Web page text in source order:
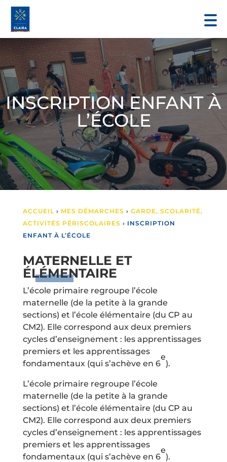
INSCRIPTION ENFANT À
L’ÉCOLE
ACCUEIL › MES DÉMARCHES › GARDE, SCOLARITÉ,
ACTIVITÉS PÉRISCOLAIRES › INSCRIPTION
ENFANT À L’ÉCOLE
MATERNELLE ET
ÉLÉMENTAIRE
L’école primaire regroupe l’école
maternelle (de la petite à la grande
sections) et l’école élémentaire (du CP au
CM2). Elle correspond aux deux premiers
cycles d’enseignement : les apprentissages
premiers et les apprentissages
fondamentaux (qui s’achève en 6
e
).
L’école primaire regroupe l’école
maternelle (de la petite à la grande
sections) et l’école élémentaire (du CP au
CM2). Elle correspond aux deux premiers
cycles d’enseignement : les apprentissages
premiers et les apprentissages
fondamentaux (qui s’achève en 6
e
).